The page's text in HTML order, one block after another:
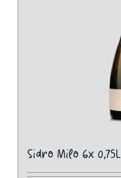
Sidro Milo 6x 0,75L